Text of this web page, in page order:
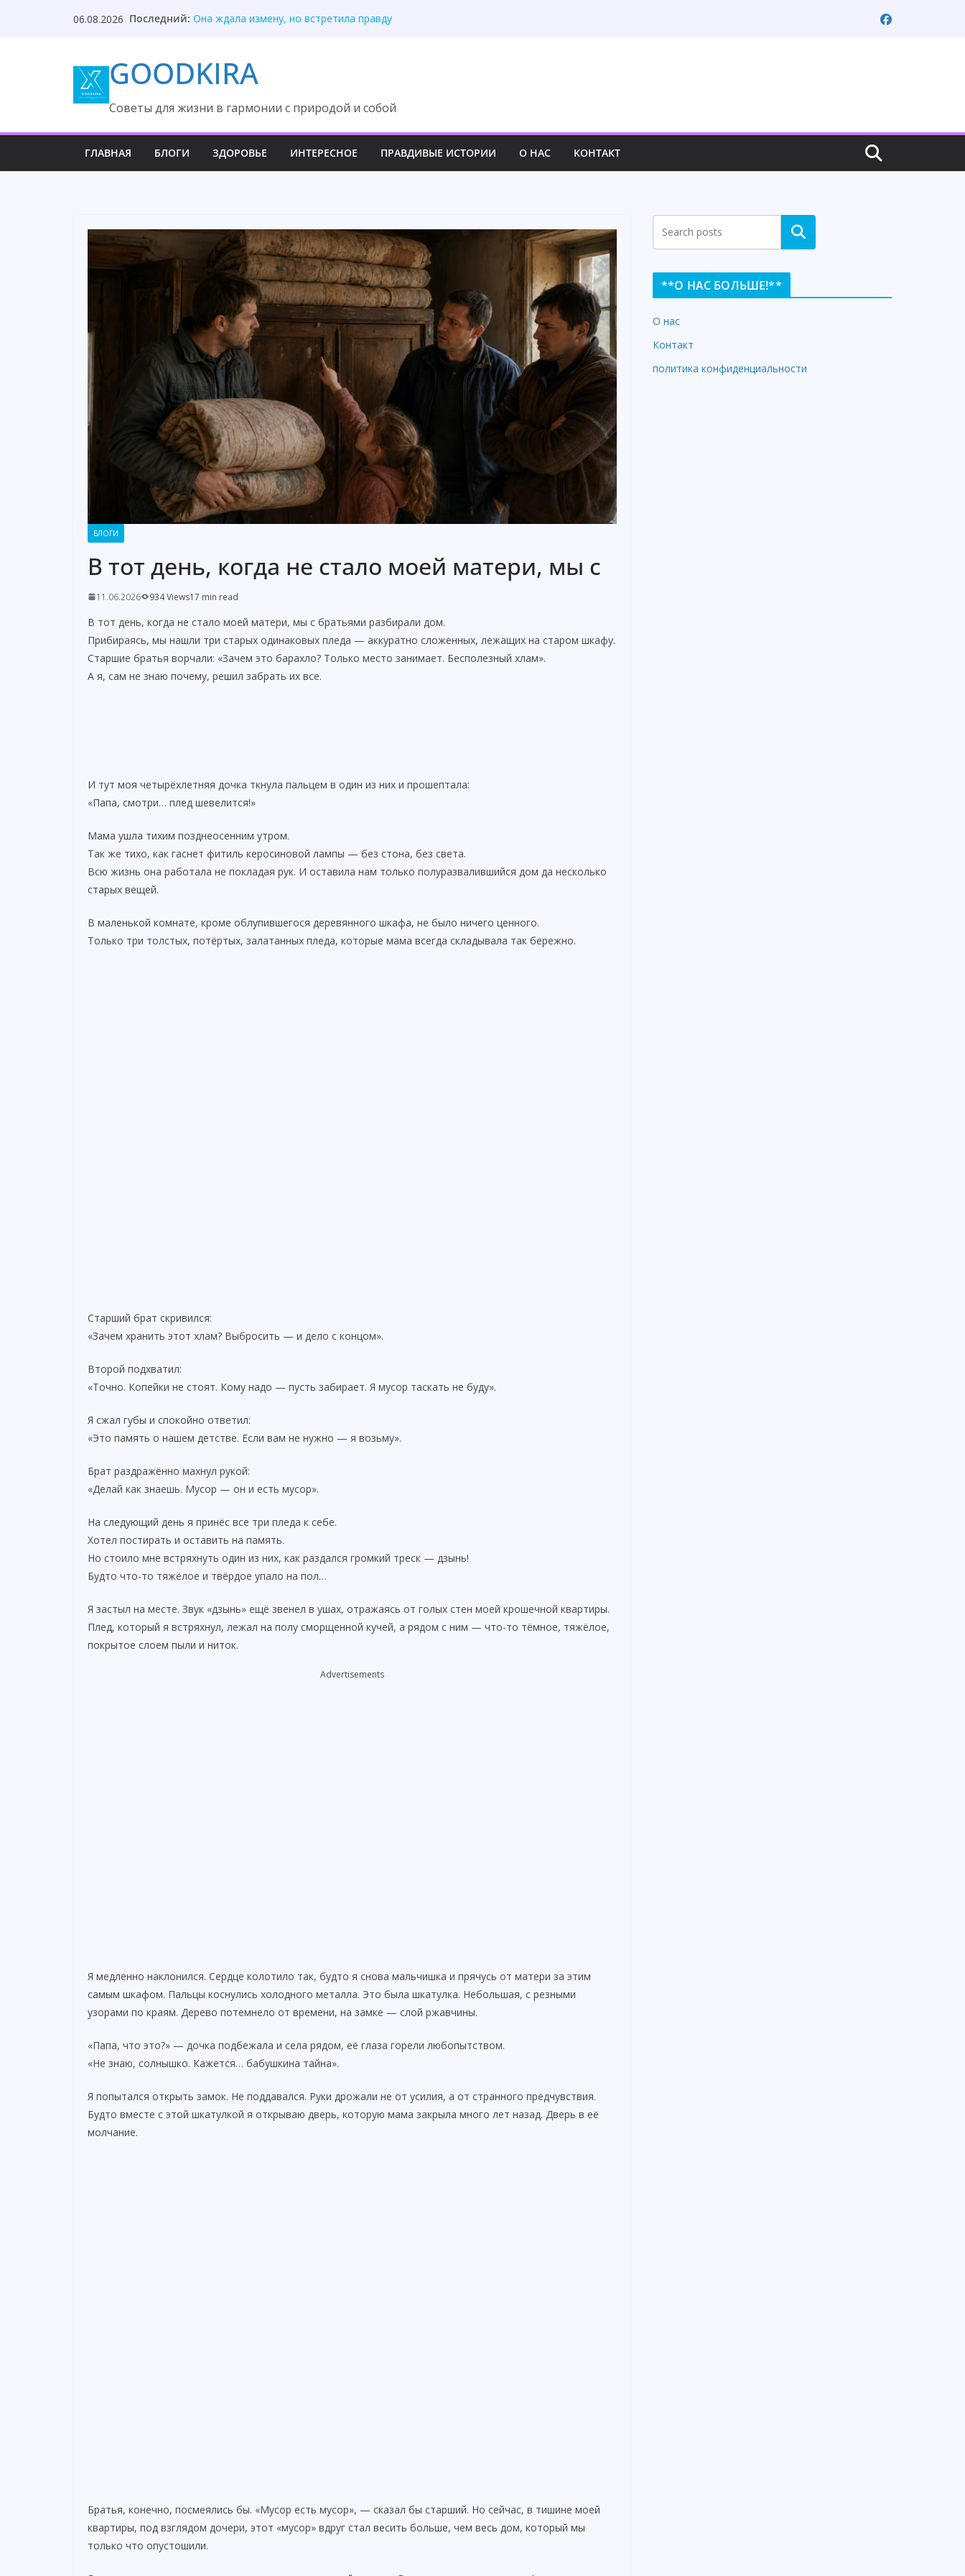
06.08.2026 Последний: Она ждала измену, но встретила правду
Они забыли, кто оплатил роскошный вечер
Один торт изменил судьбу семьи навсегда
GOODKIRA
Cоветы для жизни в гармонии с природой и собой
ГЛАВНАЯ БЛОГИ ЗДОРОВЬЕ ИНТЕРЕСНОЕ ПРАВДИВЫЕ ИСТОРИИ О НАС КОНТАКТ
БЛОГИ
В тот день, когда не стало моей матери, мы с
11.06.2026 934 Views17 min read
В тот день, когда не стало моей матери, мы с братьями разбирали дом.
Прибираясь, мы нашли три старых одинаковых пледа — аккуратно сложенных, лежащих на старом шкафу.
Старшие братья ворчали: «Зачем это барахло? Только место занимает. Бесполезный хлам».
А я, сам не знаю почему, решил забрать их все.
И тут моя четырёхлетняя дочка ткнула пальцем в один из них и прошептала:
«Папа, смотри… плед шевелится!»
Мама ушла тихим позднеосенним утром.
Так же тихо, как гаснет фитиль керосиновой лампы — без стона, без света.
Всю жизнь она работала не покладая рук. И оставила нам только полуразвалившийся дом да несколько
старых вещей.
В маленькой комнате, кроме облупившегося деревянного шкафа, не было ничего ценного.
Только три толстых, потёртых, залатанных пледа, которые мама всегда складывала так бережно.
Старший брат скривился:
«Зачем хранить этот хлам? Выбросить — и дело с концом».
Второй подхватил:
«Точно. Копейки не стоят. Кому надо — пусть забирает. Я мусор таскать не буду».
Я сжал губы и спокойно ответил:
«Это память о нашем детстве. Если вам не нужно — я возьму».
Брат раздражённо махнул рукой:
«Делай как знаешь. Мусор — он и есть мусор».
На следующий день я принёс все три пледа к себе.
Хотел постирать и оставить на память.
Но стоило мне встряхнуть один из них, как раздался громкий треск — дзынь!
Будто что-то тяжёлое и твёрдое упало на пол…
Я застыл на месте. Звук «дзынь» ещё звенел в ушах, отражаясь от голых стен моей крошечной квартиры.
Плед, который я встряхнул, лежал на полу сморщенной кучей, а рядом с ним — что-то тёмное, тяжёлое,
покрытое слоем пыли и ниток.
Advertisements
Я медленно наклонился. Сердце колотило так, будто я снова мальчишка и прячусь от матери за этим
самым шкафом. Пальцы коснулись холодного металла. Это была шкатулка. Небольшая, с резными
узорами по краям. Дерево потемнело от времени, на замке — слой ржавчины.
«Папа, что это?» — дочка подбежала и села рядом, её глаза горели любопытством.
«Не знаю, солнышко. Кажется… бабушкина тайна».
Я попытался открыть замок. Не поддавался. Руки дрожали не от усилия, а от странного предчувствия.
Будто вместе с этой шкатулкой я открываю дверь, которую мама закрыла много лет назад. Дверь в её
молчание.
Братья, конечно, посмеялись бы. «Мусор есть мусор», — сказал бы старший. Но сейчас, в тишине моей
квартиры, под взглядом дочери, этот «мусор» вдруг стал весить больше, чем весь дом, который мы
только что опустошили.
Search
**О НАС БОЛЬШЕ!**
О нас
Контакт
политика конфиденциальности